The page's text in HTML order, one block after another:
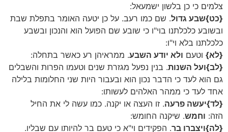
צלמים כי כן בלשון ישמעאל:
{כט}שבע גדול. שם כמו רעב. על כן יטעה האומר בתפלת שבת
ובשובע כלכלתנו בוי"ו כי שובע שם הפועל הוא והנכון ובשבע
כלכלתנו בלא וי"ו:
{לא} וטעם ולא יודע השבע. ממראיהן רע כאשר בתחלה:
{לב}ועל השנות. בנין נפעל מגזרת שנים וטעמו הפרות והשבלים
גם הוא לעד כי הדבר נכון הוא ובעבור היות שני החלומות בלילה
אחד לעד כי ממהר האלהים לעשותו:
{לד}יעשה פרעה. זו העצה או יקנה. כמו עשה לי את החיל
הזה: וחמש. שיקנה החומש:
{לה}ויצברו בר. הפקידים וי"א כי טעם בר להיותו עם שבליו.